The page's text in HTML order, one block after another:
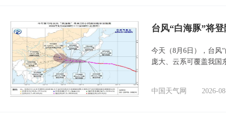
台风“白海豚”将
今天（8月6日），台风
庞大、云系可覆盖我国
中国天气网 2026-